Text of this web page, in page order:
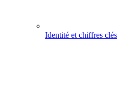
Identité et chiffres clés